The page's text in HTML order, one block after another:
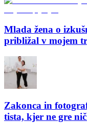
Mlada žena o
približal v mojem
Zakonca in
tista, kjer ne gre